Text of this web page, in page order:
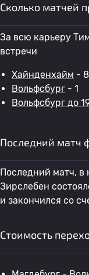
Сколько матчей
За всю карьеру
встречи
Хайнденхайм -
Вольфсбург - 1
Вольфсбург до
Последний матч
Последний матч, в
Зирслебен
и закончился со
Стоимость